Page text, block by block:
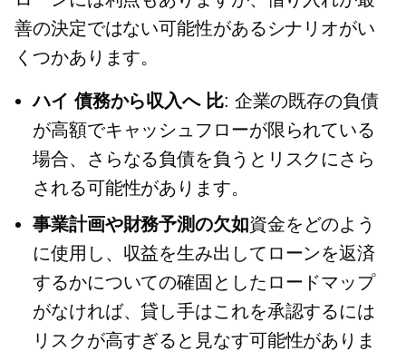
善の決定ではない可能性があるシナリオがい
くつかあります。
ハイ 債務から収入へ比: 企業の既存の負債
が高額でキャッシュフローが限られている
場合、さらなる負債を負うとリスクにさら
される可能性があります。
事業計画や財務予測の欠如資金をどのよう
に使用し、収益を生み出してローンを返済
するかについての確固としたロードマップ
がなければ、貸し手はこれを承認するには
リスクが高すぎると見なす可能性がありま